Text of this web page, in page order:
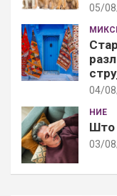
05/
04/
НИЕ
Што
03/